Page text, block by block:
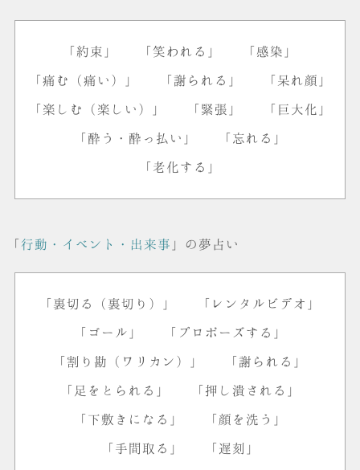
「約束」 「笑われる」 「感染」
「痛む（痛い）」 「謝られる」 「呆れ顔」
「楽しむ（楽しい）」 「緊張」 「巨大化」
「酔う・酔っ払い」 「忘れる」
「老化する」
「行動・イベント・出来事 」の夢占い
「裏切る（裏切り）」 「レンタルビデオ」
「ゴール」 「プロポーズする」
「割り勘（ワリカン）」 「謝られる」
「足をとられる」 「押し潰される」
「下敷きになる」 「顔を洗う」
「手間取る」 「遅刻」